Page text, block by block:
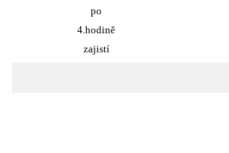
po
4.hodině
zajistí